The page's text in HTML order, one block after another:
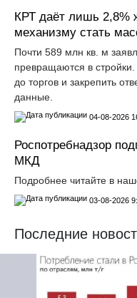
КРТ даёт лишь 2,8%
механизму стать
Почти 589 млн кв. м
превращаются в
до торгов и закрепить
данные.
04-08-2026
Роспотребнадзор
МКД
Подробнее читайте в
03-08-2026
Последние